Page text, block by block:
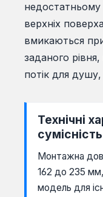
недостатньому
верхніх
вмикаються
заданого
потік для
Технічні
сумісність
Монтажна
162 до 235
модель для